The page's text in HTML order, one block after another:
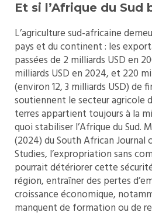
Et si l’Afrique du Sud
L’agriculture sud-africaine
pays et du continent : les
passées de 2 milliards USD en
milliards USD en 2024, et 220
(environ 12, 3 milliards USD) de
soutiennent le secteur agricole
terres appartient toujours à la
quoi stabiliser l’Afrique du Sud.
(2024) du South African
Studies, l’expropriation sans
pourrait détériorer cette
région, entraîner des pertes
croissance économique,
manquent de formation ou de